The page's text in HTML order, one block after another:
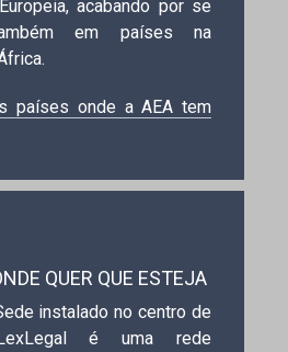
acabando por se
em países na
países onde a AEA tem
QUER QUE ESTEJA
instalado no centro de
é uma rede